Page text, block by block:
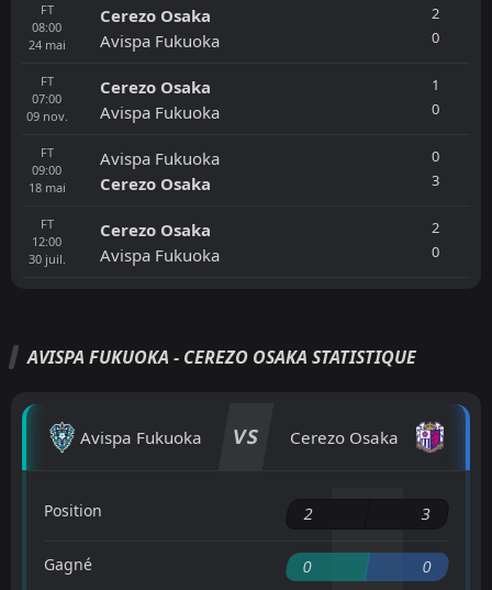
FT
08:00
24 mai
Cerezo Osaka
Avispa Fukuoka
2
0
FT
07:00
09 nov.
Cerezo Osaka
Avispa Fukuoka
1
0
FT
09:00
18 mai
Avispa Fukuoka
Cerezo Osaka
0
3
FT
12:00
30 juil.
Cerezo Osaka
Avispa Fukuoka
2
0
AVISPA FUKUOKA - CEREZO OSAKA STATISTIQUE
Avispa Fukuoka VS Cerezo Osaka
Position 2 3
Gagné 0 0